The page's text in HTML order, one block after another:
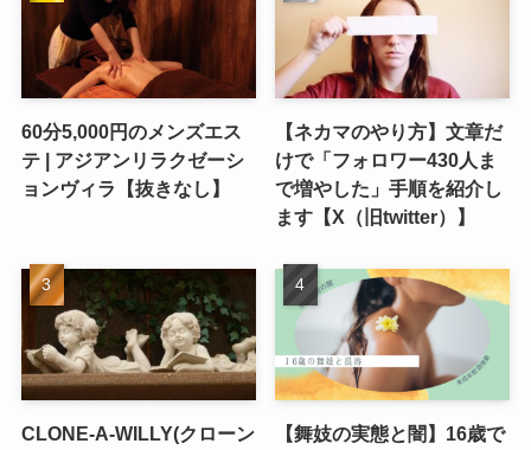
60分5,000円のメンズエス
テ | アジアンリラクゼーシ
ョンヴィラ【抜きなし】
【ネカマのやり方】文章だ
けで「フォロワー430人ま
で増やした」手順を紹介し
ます【X（旧twitter）】
CLONE-A-WILLY(クローン
【舞妓の実態と闇】16歳で